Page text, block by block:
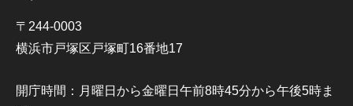
〒244-0003
横浜市戸塚区戸塚町16番地17
開庁時間：月曜日から金曜日午前8時45分から午後5時ま